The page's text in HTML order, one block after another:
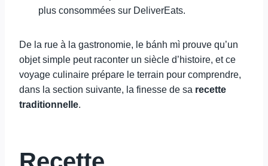
plus consommées sur DeliverEats.
De la rue à la gastronomie, le bánh mì prouve qu’un
objet simple peut raconter un siècle d’histoire, et ce
voyage culinaire prépare le terrain pour comprendre,
dans la section suivante, la finesse de sa recette
traditionnelle.